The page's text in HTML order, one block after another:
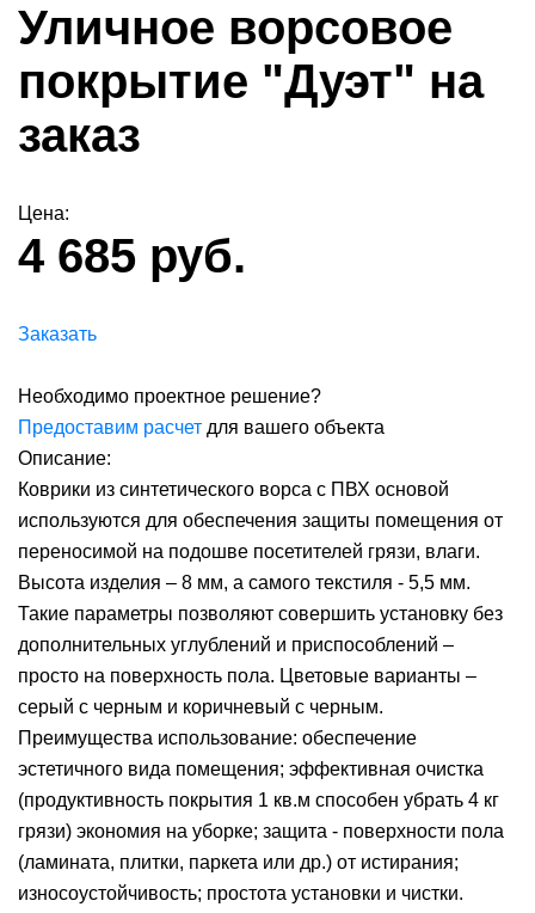
Уличное ворсовое
покрытие "Дуэт" на
заказ
Цена:
4 685 руб.
Заказать
Необходимо проектное решение?
Предоставим расчет для вашего объекта
Описание:
Коврики из синтетического ворса с ПВХ основой
используются для обеспечения защиты помещения от
переносимой на подошве посетителей грязи, влаги.
Высота изделия – 8 мм, а самого текстиля - 5,5 мм.
Такие параметры позволяют совершить установку без
дополнительных углублений и приспособлений –
просто на поверхность пола. Цветовые варианты –
серый с черным и коричневый с черным.
Преимущества использование: обеспечение
эстетичного вида помещения; эффективная очистка
(продуктивность покрытия 1 кв.м способен убрать 4 кг
грязи) экономия на уборке; защита - поверхности пола
(ламината, плитки, паркета или др.) от истирания;
износоустойчивость; простота установки и чистки.